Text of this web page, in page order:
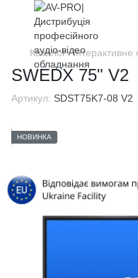
Каталог
SWEDX 75" V2
Артикул: SDST75K7-08 V2
НОВИНКА